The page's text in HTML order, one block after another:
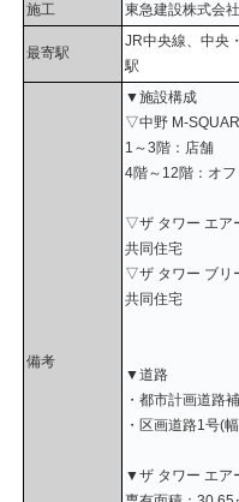
施工
東急建設株式会社
最寄駅
JR中央線、中央
駅
備考
▼施設構成
▽中野 M-
1～3階：店舗
4階～12階：オフ
▽ザ タワー エア
共同住宅
▽ザ タワー ブリ
共同住宅
▼道路
・都市計画道路
・区画道路1号(
▼ザ タワー エア